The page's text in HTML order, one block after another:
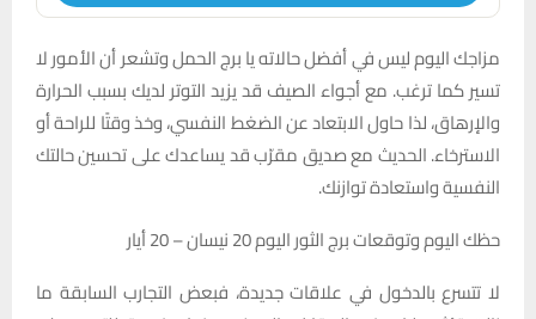
مزاجك اليوم ليس في أفضل حالاته يا برج الحمل وتشعر أن الأمور لا
تسير كما ترغب. مع أجواء الصيف قد يزيد التوتر لديك بسبب الحرارة
والإرهاق، لذا حاول الابتعاد عن الضغط النفسي، وخذ وقتًا للراحة أو
الاسترخاء. الحديث مع صديق مقرّب قد يساعدك على تحسين حالتك
النفسية واستعادة توازنك.
حظك اليوم وتوقعات برج الثور اليوم 20 نيسان – 20 أيار
لا تتسرع بالدخول في علاقات جديدة، فبعض التجارب السابقة ما